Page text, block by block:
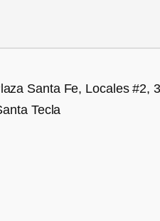
Santa Fe, Locales #2,
Tecla